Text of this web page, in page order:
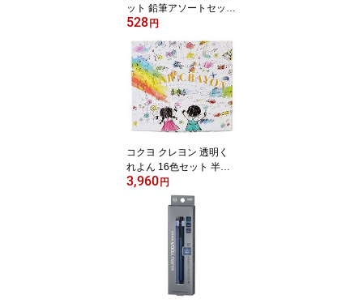
ット 鉛筆アソートセット
鉛筆まとめ買い 鉛筆お得
528円
コクヨ クレヨン 透明く
れよん 16色セット 半透
明 オイルゲルクレヨン
紙箱入り KE-AC28 KOK
3,960円